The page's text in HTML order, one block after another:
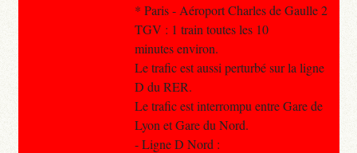
* Paris - Aéroport Charles de Gaulle 2
TGV : 1 train toutes les 10
minutes environ.
Le trafic est aussi perturbé sur la ligne
D du RER.
Le trafic est interrompu entre Gare de
Lyon et Gare du Nord.
- Ligne D Nord :